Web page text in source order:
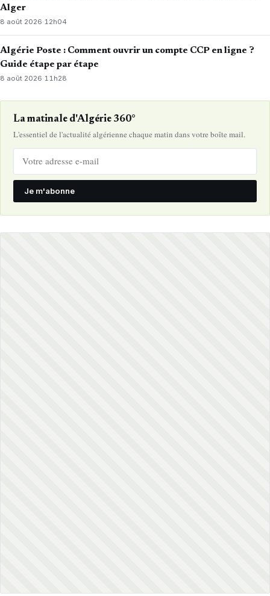
Alger
8 août 2026·12h04
Algérie Poste : Comment ouvrir un compte CCP en ligne ?
Guide étape par étape
8 août 2026·11h28
La matinale d'Algérie 360°
L'essentiel de l'actualité algérienne chaque matin dans votre boîte mail.
Je m'abonne